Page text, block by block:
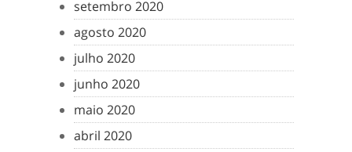
setembro 2020
agosto 2020
julho 2020
junho 2020
maio 2020
abril 2020